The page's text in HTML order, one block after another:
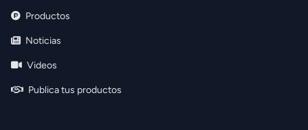
Productos
Noticias
Videos
Publica tus productos